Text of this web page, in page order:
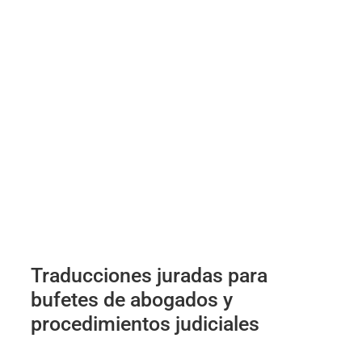
Traducciones juradas para
bufetes de abogados y
procedimientos judiciales